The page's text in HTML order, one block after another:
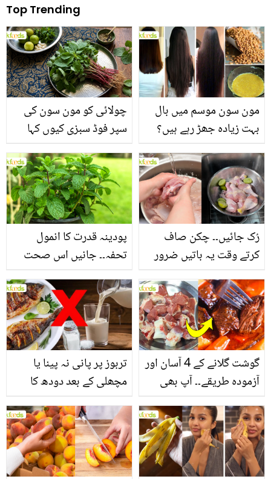
Top Trending
چولائی کو مون سون کی
سپر فوڈ سبزی کیوں کہا
جاتا ہے؟ جانیں وٹامنز،
منرلز اور اینٹی آکسیڈنٹس
سے بھرپور اس سبزی کے
فائدے
مون سون موسم میں بال
بہت زیادہ جھڑ رہے ہیں؟
جانیں بالوں کو مضبوط
بنانے کے چند قدرتی طریقے
پودینہ قدرت کا انمول
تحفہ۔۔ جانیں اس صحت
بخش پتوں کے 10 حیرت
انگیز طبی فوائد
رُک جائیں۔۔ چکن صاف
کرتے وقت یہ باتیں ضرور
یاد رکھیں
تربوز پر پانی نہ پینا یا
مچھلی کے بعد دودھ کا
استعمال۔۔ جانیں کھانوں
سے متعلق غلط فہمیوں کی
حقیقت کیا ہے اور افواہ
کیا؟
گوشت گلانے کے 4 آسان اور
آزمودہ طریقے۔۔ آپ بھی
جانیں انٹرنیشنل شیف کے
بتائے راز